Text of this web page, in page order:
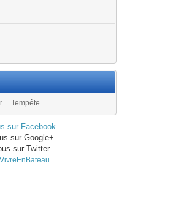
Tempête
sur Facebook
sur Google+
sur Twitter